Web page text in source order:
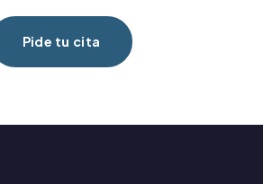
Pide tu cita